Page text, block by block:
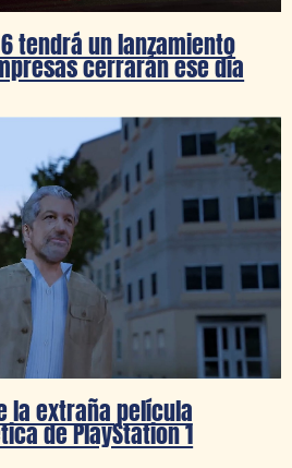
tendrá un lanzamiento
cerrarán ese día
la extraña película
de PlayStation 1